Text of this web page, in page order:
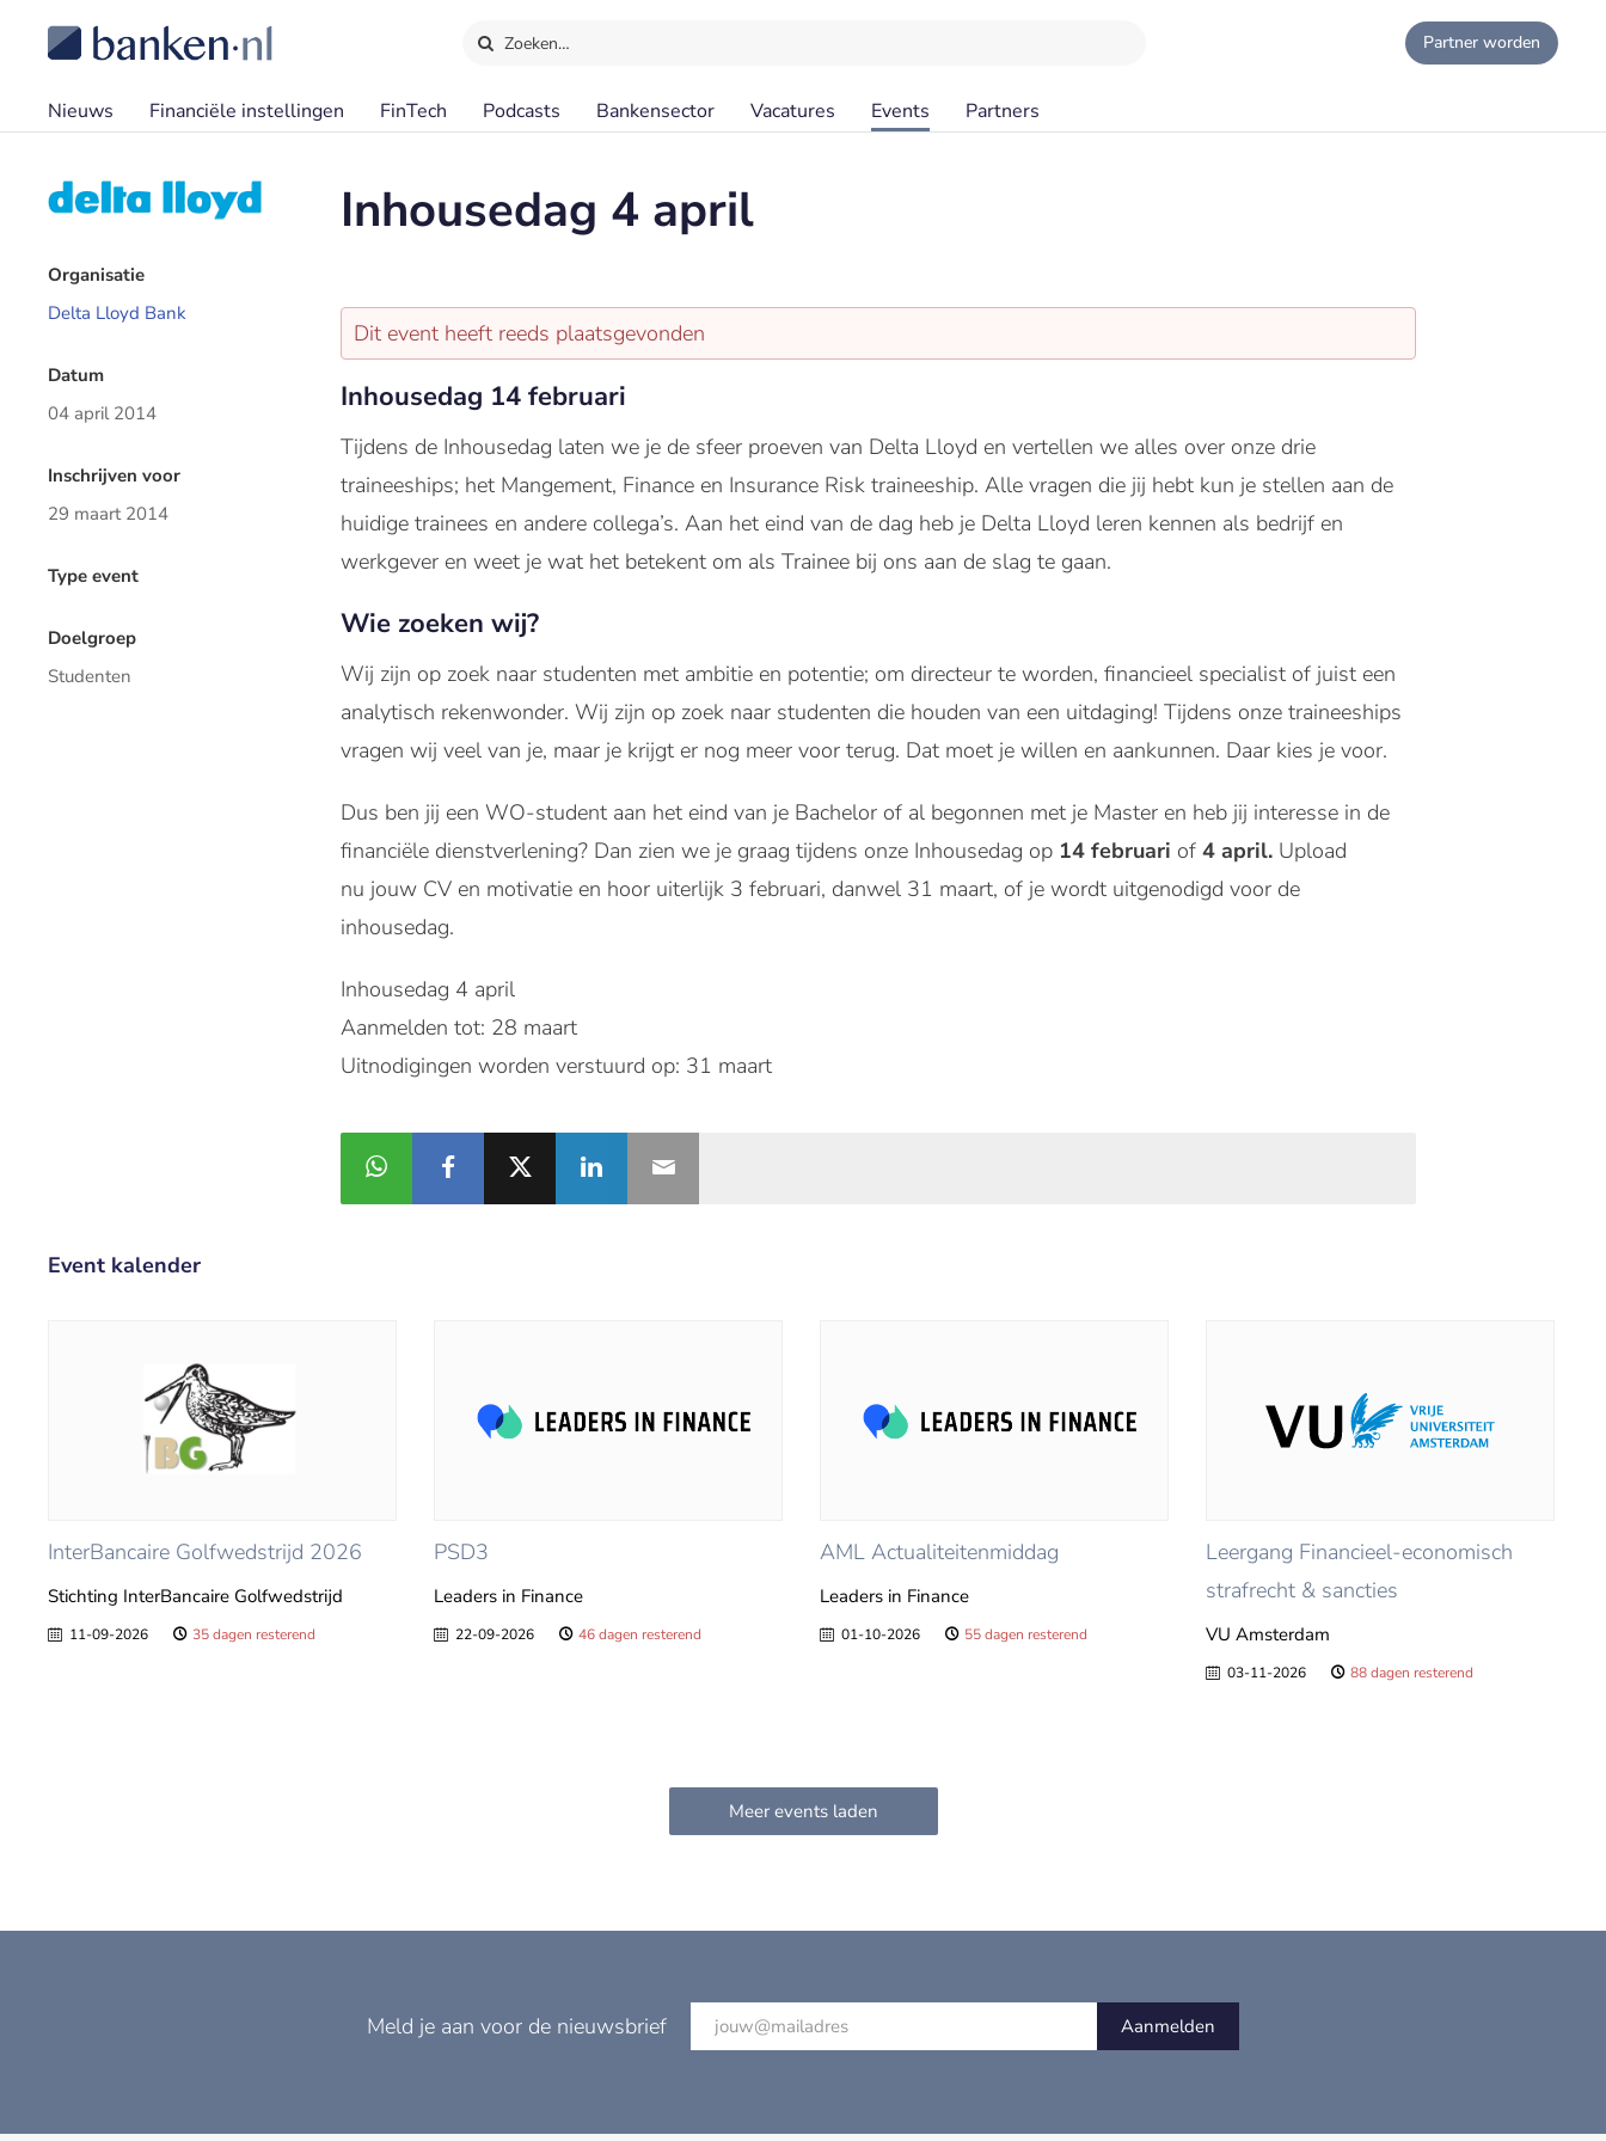
Zoeken… Partner worden
Nieuws Financiële instellingen FinTech Podcasts Bankensector Vacatures Events Partners
Inhousedag 4 april
Organisatie
Delta Lloyd Bank
Datum
04 april 2014
Inschrijven voor
29 maart 2014
Type event
Doelgroep
Studenten
Dit event heeft reeds plaatsgevonden
Inhousedag 14 februari
Tijdens de Inhousedag laten we je de sfeer proeven van Delta Lloyd en vertellen we alles over onze drie
traineeships; het Mangement, Finance en Insurance Risk traineeship. Alle vragen die jij hebt kun je stellen aan de
huidige trainees en andere collega’s. Aan het eind van de dag heb je Delta Lloyd leren kennen als bedrijf en
werkgever en weet je wat het betekent om als Trainee bij ons aan de slag te gaan.
Wie zoeken wij?
Wij zijn op zoek naar studenten met ambitie en potentie; om directeur te worden, financieel specialist of juist een
analytisch rekenwonder. Wij zijn op zoek naar studenten die houden van een uitdaging! Tijdens onze traineeships
vragen wij veel van je, maar je krijgt er nog meer voor terug. Dat moet je willen en aankunnen. Daar kies je voor.
Dus ben jij een WO-student aan het eind van je Bachelor of al begonnen met je Master en heb jij interesse in de
financiële dienstverlening? Dan zien we je graag tijdens onze Inhousedag op 14 februari of 4 april. Upload
nu jouw CV en motivatie en hoor uiterlijk 3 februari, danwel 31 maart, of je wordt uitgenodigd voor de
inhousedag.
Inhousedag 4 april
Aanmelden tot: 28 maart
Uitnodigingen worden verstuurd op: 31 maart
Event kalender
InterBancaire Golfwedstrijd 2026
Stichting InterBancaire Golfwedstrijd
11-09-2026 35 dagen resterend
PSD3
Leaders in Finance
22-09-2026 46 dagen resterend
AML Actualiteitenmiddag
Leaders in Finance
01-10-2026 55 dagen resterend
Leergang Financieel-economisch
strafrecht & sancties
VU Amsterdam
03-11-2026 88 dagen resterend
Meld je aan voor de nieuwsbrief Aanmelden